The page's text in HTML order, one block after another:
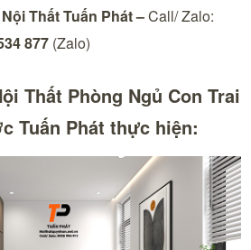
Thất Tuấn Phát–Call/ Zalo:
877 (Zalo)
Thất Phòng Ngủ Con Trai
Tuấn Phát thực hiện: